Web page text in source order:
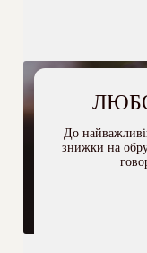
До
знижки на